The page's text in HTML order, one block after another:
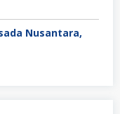
Nusantara,